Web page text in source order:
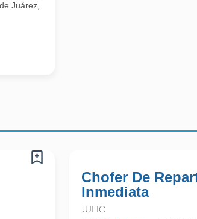
Juárez,
Chofer De
Inmediata
JULIO